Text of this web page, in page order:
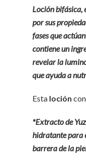
Loción bifásica,
por sus
fases que
contiene un
revelar la
que ayuda a
Esta loción
*Extracto de
hidratante para
barrera de la